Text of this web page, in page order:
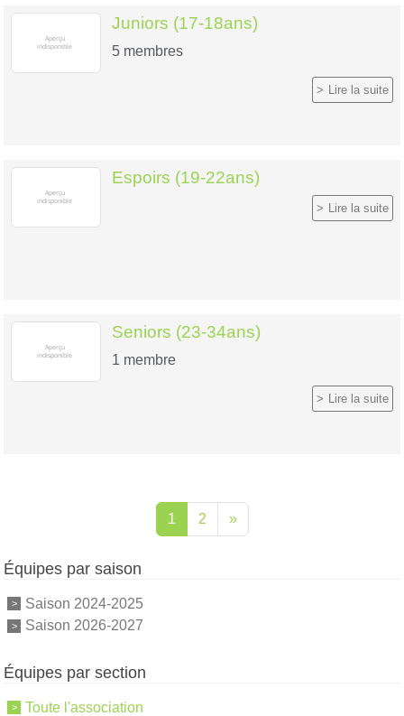
Juniors (17-18ans)
5 membres
Lire la suite
Espoirs (19-22ans)
Lire la suite
Seniors (23-34ans)
1 membre
Lire la suite
1 2 »
Équipes par saison
Saison 2024-2025
Saison 2026-2027
Équipes par section
Toute l'association